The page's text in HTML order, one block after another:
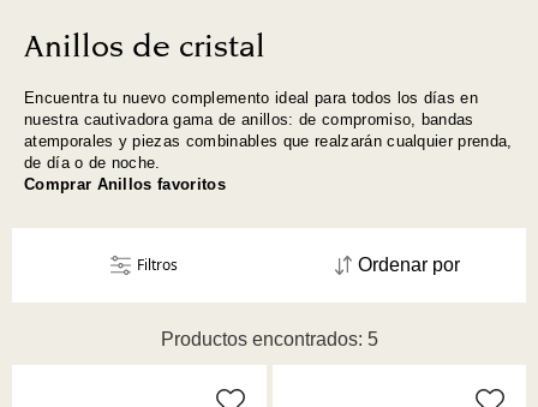
Anillos de cristal
Encuentra tu nuevo complemento ideal para todos los días en
nuestra cautivadora gama de anillos: de compromiso, bandas
atemporales y piezas combinables que realzarán cualquier prenda,
de día o de noche.
Comprar Anillos favoritos
Productos encontrados: 5
Ordenar por
Fecha de lanzamiento
Mejor descuento
Filtros